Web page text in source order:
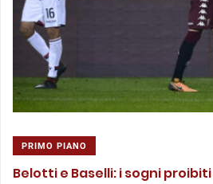
PRIMO PIANO
Belotti e Baselli: i sogni